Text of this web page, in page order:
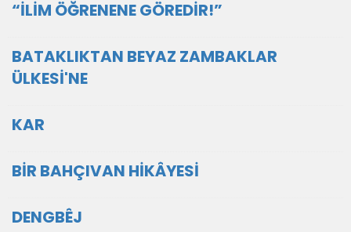
“İLİM ÖĞRENENE GÖREDİR!”
BATAKLIKTAN BEYAZ ZAMBAKLAR
ÜLKESİ'NE
KAR
BİR BAHÇIVAN HİKÂYESİ
DENGBÊJ